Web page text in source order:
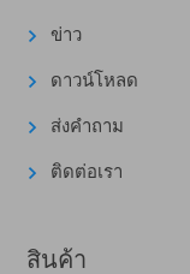
ข่าว
ดาวน์โหลด
ส่งคำถาม
ติดต่อเรา
สินค้า